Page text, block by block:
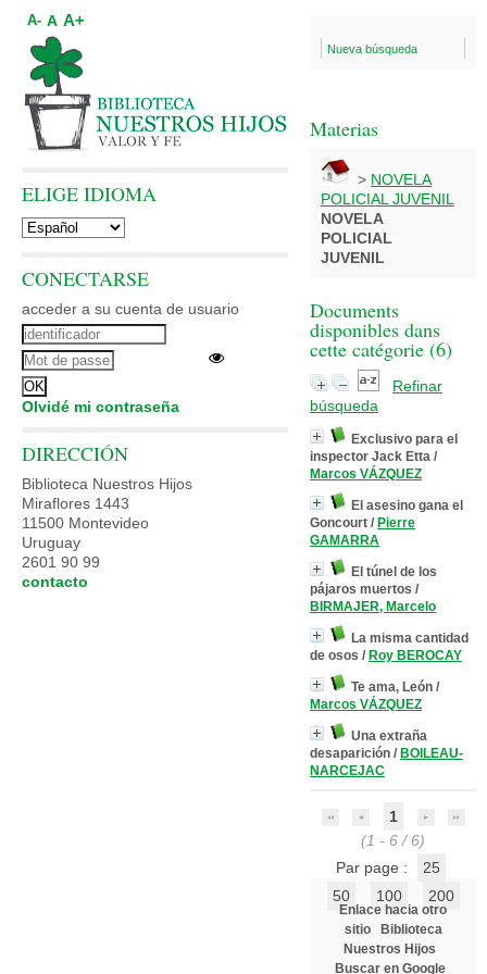
Nueva búsqueda
Materias
> NOVELA
POLICIAL JUVENIL
NOVELA
POLICIAL
JUVENIL
Documents
disponibles dans
cette catégorie (6)
Refinar
búsqueda
Exclusivo para el
inspector Jack Etta /
Marcos VÁZQUEZ
El asesino gana el
Goncourt / Pierre
GAMARRA
El túnel de los
pájaros muertos /
BIRMAJER, Marcelo
La misma cantidad
de osos / Roy BEROCAY
Te ama, León /
Marcos VÁZQUEZ
Una extraña
desaparición / BOILEAU-
NARCEJAC
1
(1 - 6 / 6)
Par page :
25
50
100 200
Enlace hacia otro
sitio
Biblioteca
Nuestros Hijos
Buscar en Google
A- A A+
ELIGE IDIOMA
CONECTARSE
acceder a su cuenta de usuario
Olvidé mi contraseña
DIRECCIÓN
Biblioteca Nuestros Hijos
Miraflores 1443
11500 Montevideo
Uruguay
2601 90 99
contacto